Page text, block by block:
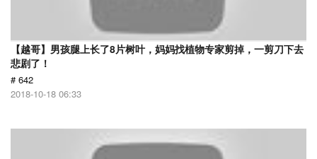
【越哥】男孩腿上长了8片树叶，妈妈找植物专家剪掉，一剪刀下去
悲剧了！
# 642
2018-10-18 06:33